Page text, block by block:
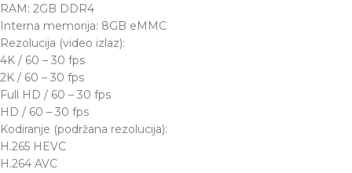
RAM: 2GB DDR4
Interna memorija: 8GB eMMC
Rezolucija (video izlaz):
4K / 60 – 30 fps
2K / 60 – 30 fps
Full HD / 60 – 30 fps
HD / 60 – 30 fps
Kodiranje (podržana rezolucija):
H.265 HEVC
H.264 AVC